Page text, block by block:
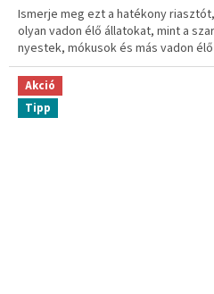
Ismerje meg ezt a hatékony
olyan vadon élő állatokat, mint a
nyestek, mókusok és más vadon
Akció
Tipp